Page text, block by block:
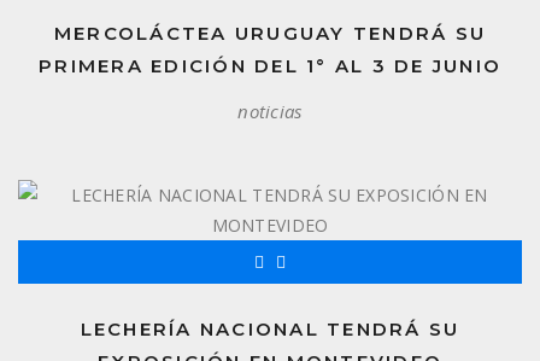
MERCOLÁCTEA URUGUAY TENDRÁ SU
PRIMERA EDICIÓN DEL 1° AL 3 DE JUNIO
noticias
LECHERÍA NACIONAL TENDRÁ SU